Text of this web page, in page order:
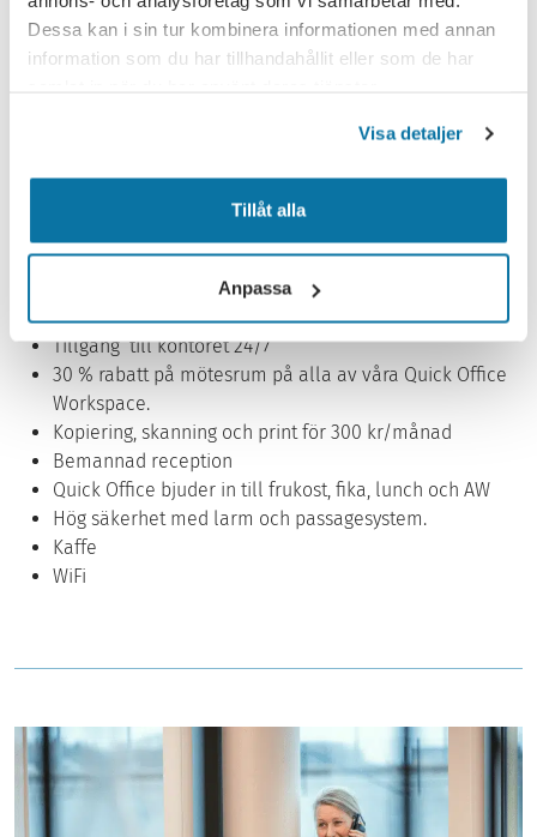
Dessa kan i sin tur kombinera informationen med annan
information som du har tillhandahållit eller som de har
Visa detaljer
Tillåt alla
Anpassa
Detta ingår i våra coworking
tjänster
Medlemskap hos Quick Office inklusive Quick Office
AnyWhere
Tillgång till kontoret 24/7
30 % rabatt på mötesrum på alla av våra Quick Office
Workspace.
Kopiering, skanning och print för 300 kr/månad
Bemannad reception
Quick Office bjuder in till frukost, fika, lunch och AW
Hög säkerhet med larm och passagesystem.
Kaffe
WiFi